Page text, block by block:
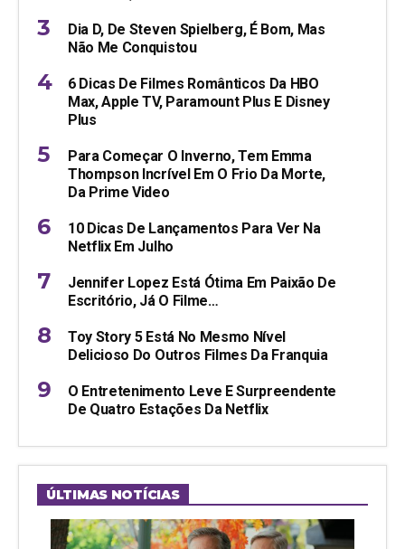
Dia D, De Steven Spielberg, É Bom, Mas
Não Me Conquistou
6 Dicas De Filmes Românticos Da HBO
Max, Apple TV, Paramount Plus E Disney
Plus
Para Começar O Inverno, Tem Emma
Thompson Incrível Em O Frio Da Morte,
Da Prime Video
10 Dicas De Lançamentos Para Ver Na
Netflix Em Julho
Jennifer Lopez Está Ótima Em Paixão De
Escritório, Já O Filme…
Toy Story 5 Está No Mesmo Nível
Delicioso Do Outros Filmes Da Franquia
O Entretenimento Leve E Surpreendente
De Quatro Estações Da Netflix
ÚLTIMAS NOTÍCIAS